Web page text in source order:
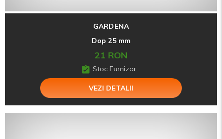
GARDENA
Dop 25 mm
21 RON
Stoc Furnizor
VEZI DETALII